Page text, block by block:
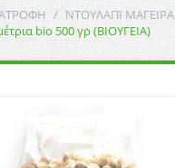
/ ΝΤΟΥΛΑΠΙ ΜΑΓΕΙΡΑ
bio 500 γρ (ΒΙΟΥΓΕΙΑ)